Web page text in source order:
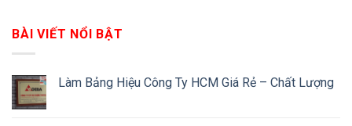
BÀI VIẾT NỔI BẬT
Làm Bảng Hiệu Công Ty HCM Giá Rẻ – Chất Lượng